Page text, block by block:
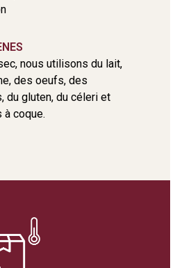
nous utilisons du lait,
des oeufs, des
du gluten, du céleri et
coque.